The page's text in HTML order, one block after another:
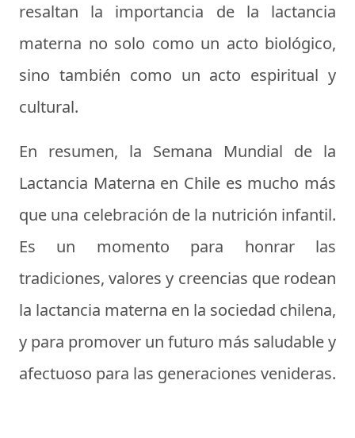
resaltan la importancia de la lactancia
materna no solo como un acto biológico,
sino también como un acto espiritual y
cultural.
En resumen, la Semana Mundial de la
Lactancia Materna en Chile es mucho más
que una celebración de la nutrición infantil.
Es un momento para honrar las
tradiciones, valores y creencias que rodean
la lactancia materna en la sociedad chilena,
y para promover un futuro más saludable y
afectuoso para las generaciones venideras.